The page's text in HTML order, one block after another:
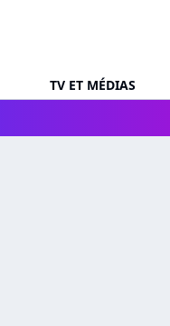
TV ET MÉDIAS